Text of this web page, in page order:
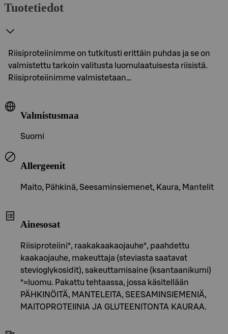
Tuotetiedot
Riisiproteiinimme on tutkitusti erittäin puhdas ja se on
valmistettu tarkoin valitusta luomulaatuisesta riisistä.
Riisiproteiinimme valmistetaan…
Valmistusmaa
Suomi
Allergeenit
Maito, Pähkinä, Seesaminsiemenet, Kaura, Mantelit
Ainesosat
Riisiproteiini*, raakakaakaojauhe*, paahdettu
kaakaojauhe, makeuttaja (steviasta saatavat
stevioglykosidit), sakeuttamisaine (ksantaanikumi)
*=luomu. Pakattu tehtaassa, jossa käsitellään
PÄHKINÖITÄ, MANTELEITA, SEESAMINSIEMENIÄ,
MAITOPROTEIINIA JA GLUTEENITONTA KAURAA.